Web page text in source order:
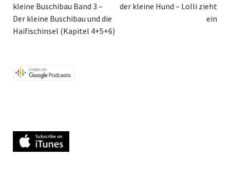
kleine Buschibau Band 3 –
Der kleine Buschibau und die
Haifischinsel (Kapitel 4+5+6)
der kleine Hund – Lolli zieht
ein